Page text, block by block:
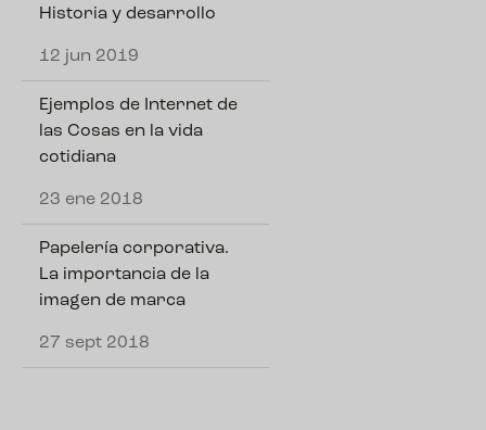
Historia y desarrollo
12 jun 2019
Ejemplos de Internet de
las Cosas en la vida
cotidiana
23 ene 2018
Papelería corporativa.
La importancia de la
imagen de marca
27 sept 2018